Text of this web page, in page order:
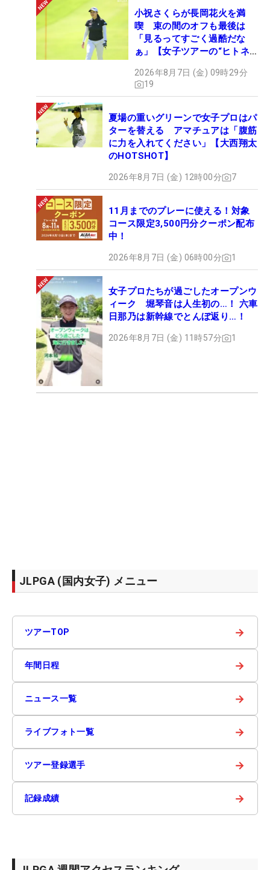
小祝さくらが長岡花火を満
喫 束の間のオフも最後は
「見るってすごく過酷だな
ぁ」【女子ツアーの“ヒトネ
2026年8月7日 (金) 09時29分
19
夏場の重いグリーンで女子プロはパ
ターを替える アマチュアは「腹筋
に力を入れてください」【大西翔太
のHOTSHOT】
2026年8月7日 (金) 12時00分 7
11月までのプレーに使える！対象
コース限定3,500円分クーポン配布
中！
2026年8月7日 (金) 06時00分 1
女子プロたちが過ごしたオープンウ
ィーク 堀琴音は人生初の…！ 六車
日那乃は新幹線でとんぼ返り…！
2026年8月7日 (金) 11時57分 1
JLPGA (国内女子) メニュー
ツアーTOP →
年間日程 →
ニュース一覧 →
ライブフォト一覧 →
ツアー登録選手 →
記録成績 →